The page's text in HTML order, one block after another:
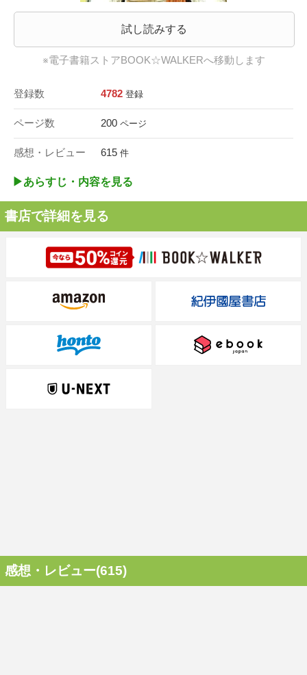
試し読みする
※電子書籍ストアBOOK☆WALKERへ移動します
登録数 4782 登録
ページ数 200 ページ
感想・レビュー 615 件
▶︎あらすじ・内容を見る
書店で詳細を見る
感想・レビュー(615)